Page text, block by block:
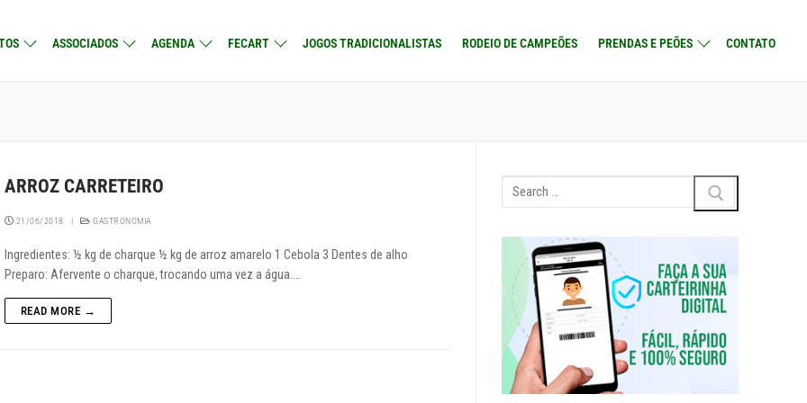
ASSOCIADOS AGENDA FECART JOGOS TRADICIONALISTAS RODEIO DE CAMPEÕES PRENDAS E PEÕES CONTATO
ARROZ CARRETEIRO
21/06/2018 | GASTRONOMIA
Ingredientes: ½ kg de charque ½ kg de arroz amarelo 1 Cebola 3 Dentes de alho
Preparo: Afervente o charque, trocando uma vez a água.…
READ MORE →
Search
for: